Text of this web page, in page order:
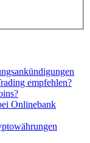
empfehlen?
Onlinebank